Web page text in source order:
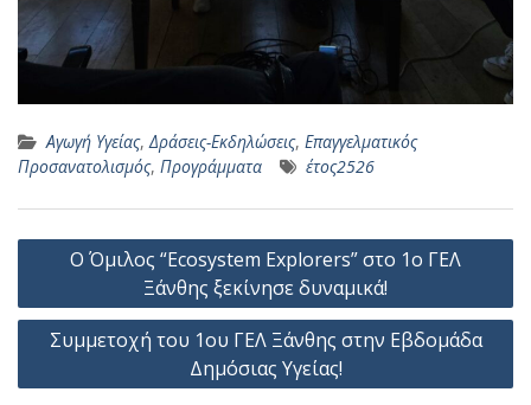
Αγωγή Υγείας,Δράσεις-Εκδηλώσεις, Επαγγελματικός
Προσανατολισμός, Προγράμματα έτος2526
Πλοήγηση
Ο Όμιλος “Ecosystem Explorers” στο 1ο ΓΕΛ
Ξάνθης ξεκίνησε δυναμικά!
Συμμετοχή του 1ου ΓΕΛ Ξάνθης στην Εβδομάδα
Δημόσιας Υγείας!